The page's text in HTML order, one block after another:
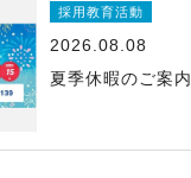
採用教育活動
2026.08.08
夏季休暇のご案内